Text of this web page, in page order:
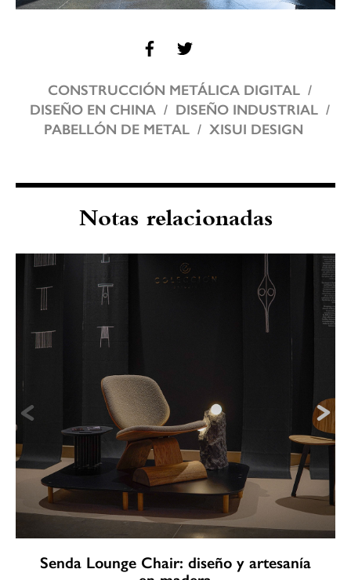
CONSTRUCCIÓN METÁLICA DIGITAL
DISEÑO EN CHINA
DISEÑO INDUSTRIAL
PABELLÓN DE METAL
XISUI DESIGN
Notas relacionadas
Senda Lounge Chair: diseño y artesanía